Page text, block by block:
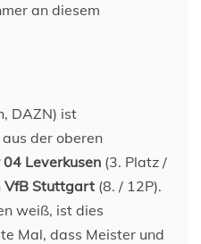
an diesem
DAZN) ist
der oberen
Leverkusen (3. Platz /
VfB Stuttgart (8. / 12P).
weiß, ist dies
Mal, dass Meister und